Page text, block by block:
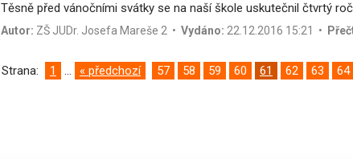
Těsně před vánočními svátky se na naší škole uskutečnil čtvrtý
Autor: ZŠ JUDr. Josefa Mareše 2 • Vydáno: 22.12.2016 15:21 •
Strana: 1 ... « předchozí 57 58 59 60 61 62 63 64